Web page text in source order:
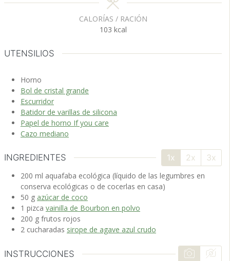
CALORÍAS / RACIÓN
103 kcal
UTENSILIOS
Horno
Bol de cristal grande
Escurridor
Batidor de varillas de silicona
Papel de horno If you care
Cazo mediano
INGREDIENTES 1x 2x 3x
200 ml aquafaba ecológica (líquido de las legumbres en
conserva ecológicas o de cocerlas en casa)
50 g azúcar de coco
1 pizca vainilla de Bourbon en polvo
200 g frutos rojos
2 cucharadas sirope de agave azul crudo
INSTRUCCIONES